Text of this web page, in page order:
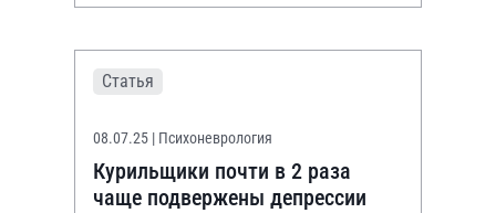
Статья
08.07.25 | Психоневрология
Курильщики почти в 2 раза
чаще подвержены депрессии